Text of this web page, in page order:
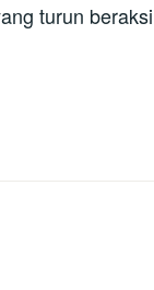
turun beraksi